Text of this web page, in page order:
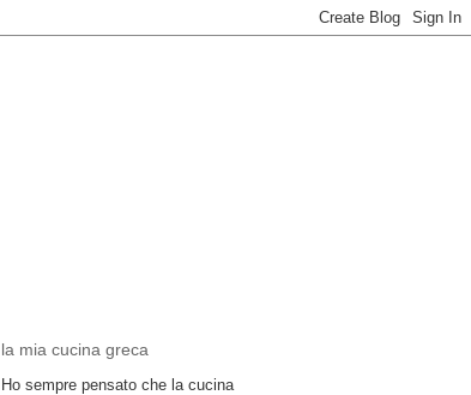
la mia cucina greca
Ho sempre pensato che la cucina